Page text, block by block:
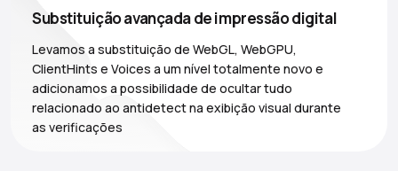
Substituição avançada de impressão digital
Levamos a substituição de WebGL, WebGPU,
ClientHints e Voices a um nível totalmente novo e
adicionamos a possibilidade de ocultar tudo
relacionado ao antidetect na exibição visual durante
as verificações